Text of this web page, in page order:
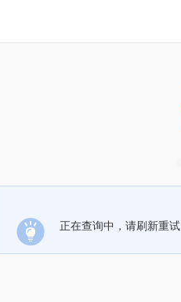
正在查询中，请刷新重试